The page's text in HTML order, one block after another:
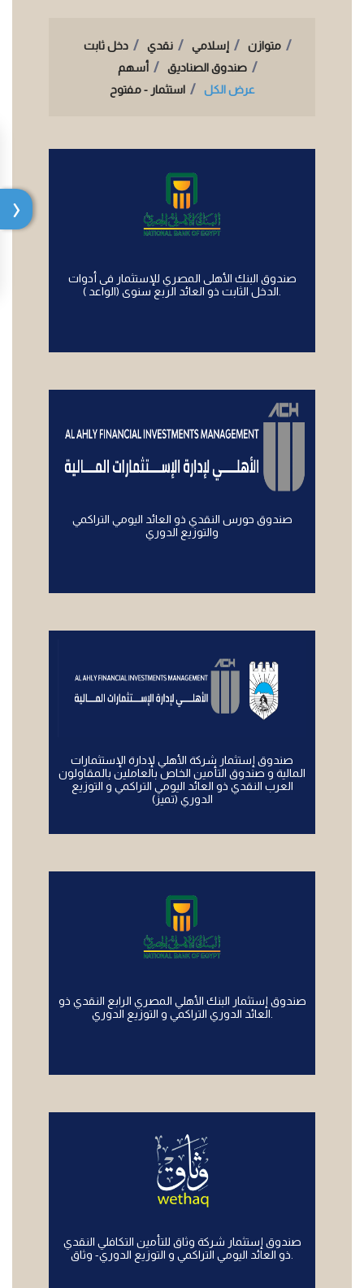
دخل ثابت نقدي إسلامي
متوازن
أسهم
صندوق الصناديق
استثمار - مفتوح
عرض الكل
صندوق البنك الأهلى المصري للإستثمار فى أدوات
الدخل الثابت ذو العائد الربع سنوى (الواعد ).
صندوق حورس النقدي ذو العائد اليومي التراكمي
والتوزيع الدوري
صندوق إستثمار شركة الأهلي لإدارة الإستثمارات
المالية و صندوق التأمين الخاص بالعاملين بالمقاولون
العرب النقدي ذو العائد اليومي التراكمي و التوزيع
الدوري (تميز)
صندوق إستثمار البنك الأهلي المصري الرابع النقدي ذو
العائد الدوري التراكمي و التوزيع الدوري.
صندوق إستثمار شركة وثاق للتأمين التكافلي النقدي
ذو العائد اليومي التراكمي و التوزيع الدوري- وثاق.